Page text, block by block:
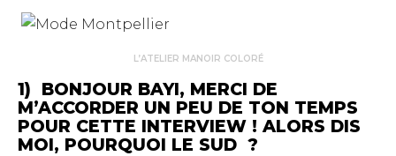
L’ATELIER MANOIR COLORÉ
1) BONJOUR BAYI, MERCI DE
M’ACCORDER UN PEU DE TON TEMPS
POUR CETTE INTERVIEW ! ALORS DIS
MOI, POURQUOI LE SUD ?